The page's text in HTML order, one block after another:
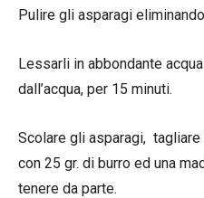
Pulire gli asparagi
Lessarli in abbondante
dall’acqua, per 15 minuti.
Scolare gli asparagi,
con 25 gr. di burro ed una
tenere da parte.